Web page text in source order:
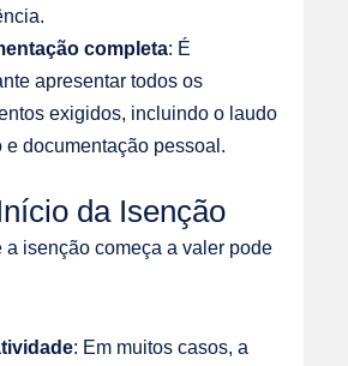
completa: É
apresentar todos os
exigidos, incluindo o laudo
e documentação pessoal.
da Isenção
a isenção começa a valer pode
: Em muitos casos, a